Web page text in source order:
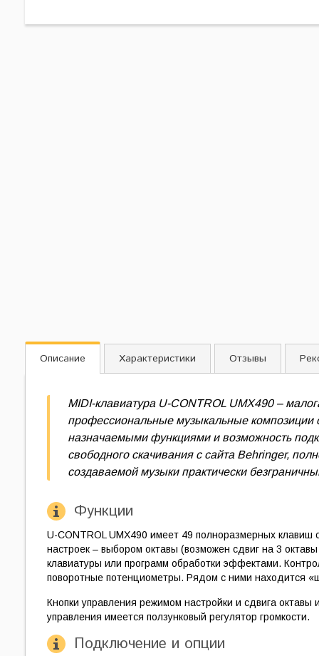
Описание Характеристики Отзывы
MIDI-клавиатура U-CONTROL UMX490 –
профессиональные музыкальные композиции
назначаемыми функциями и возможность
свободного скачивания с сайта Behringer,
создаваемой музыки практически
Функции
U-CONTROL UMX490 имеет 49 полноразмерных клавиш
настроек – выбором октавы (возможен сдвиг на 3
клавиатуры или программ обработки эффектами.
поворотные потенциометры. Рядом с ними находится
Кнопки управления режимом настройки и сдвига
управления имеется ползунковый регулятор громкости.
Подключение и опции